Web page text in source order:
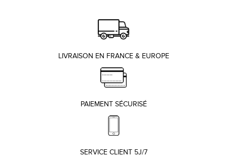
LIVRAISON EN FRANCE & EUROPE
PAIEMENT SÉCURISÉ
SERVICE CLIENT 5J/7